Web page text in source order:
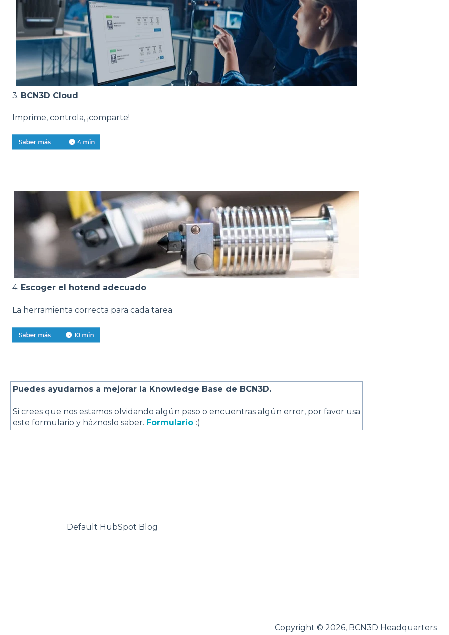
3. BCN3D Cloud
Imprime, controla, ¡comparte!
4. Escoger el hotend adecuado
La herramienta correcta para cada tarea
Puedes ayudarnos a mejorar la Knowledge Base de BCN3D.
Si crees que nos estamos olvidando algún paso o encuentras algún error, por favor usa
este formulario y háznoslo saber. Formulario :)
Default HubSpot Blog
Copyright © 2026, BCN3D Headquarters